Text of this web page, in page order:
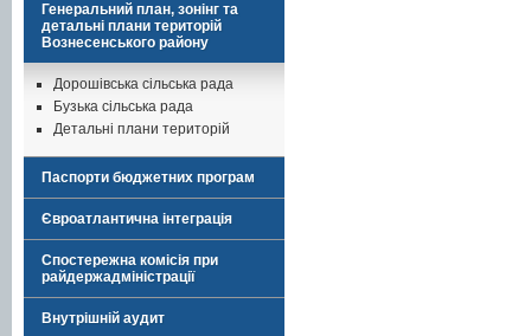
Генеральний план, зонінг та
детальні плани територій
Вознесенського району
Дорошівська сільська рада
Бузька сільська рада
Детальні плани територій
Паспорти бюджетних програм
Євроатлантична інтеграція
Спостережна комісія при
райдержадміністрації
Внутрішній аудит